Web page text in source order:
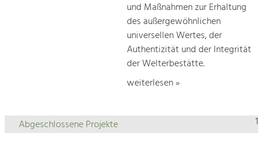
und Maßnahmen zur Erhaltung
des außergewöhnlichen
universellen Wertes, der
Authentizität und der Integrität
der Welterbestätte.
weiterlesen »
1
Abgeschlossene Projekte